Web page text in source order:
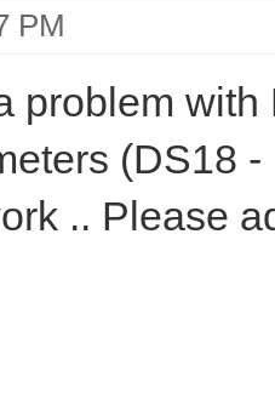
PM
problem
(DS18
.. Please